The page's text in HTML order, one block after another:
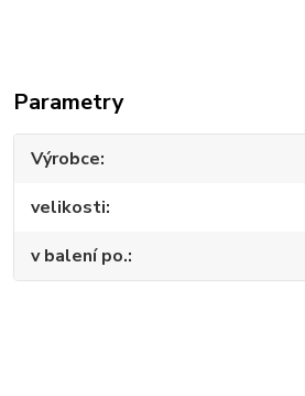
Parametry
Výrobce
velikosti
v balení po.